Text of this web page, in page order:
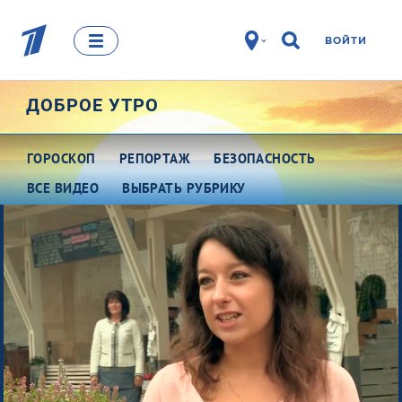
ВОЙТИ
ДОБРОЕ УТРО
ГОРОСКОП РЕПОРТАЖ
БЕЗОПАСНОСТЬ
ВСЕ ВИДЕО
Про деньги
Между тем
Про культуру
Это кино
Разговоры о важном
ВЫБРАТЬ РУБРИКУ